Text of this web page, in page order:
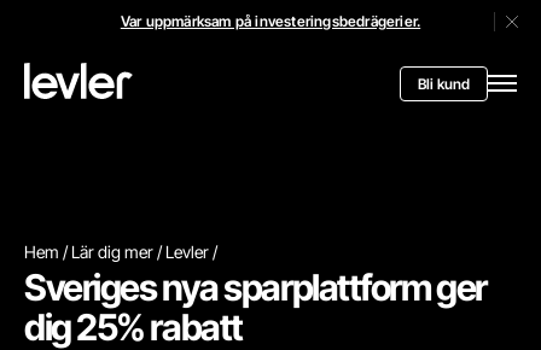
Var uppmärksam på investeringsbedrägerier.
Header.toStartPagee Bli kund
Hem Lär dig mer Levler
Sveriges nya sparplattform ger
dig 25% rabatt